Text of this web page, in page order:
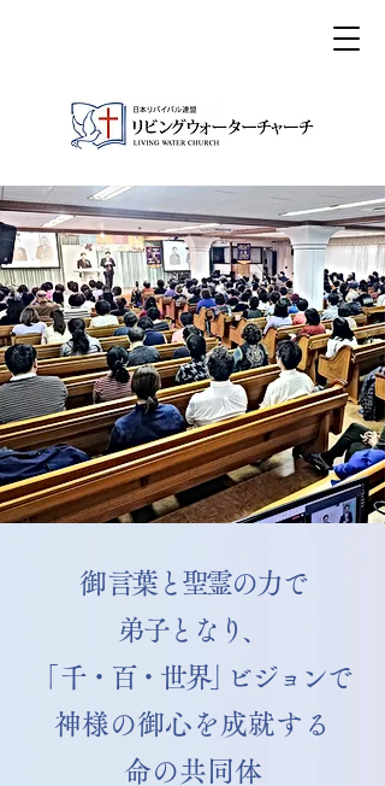
​​御言葉と聖霊の力で
弟子となり、
千・百・世界」 ビジョンで
​神様の御心を成就する
​命の共同体